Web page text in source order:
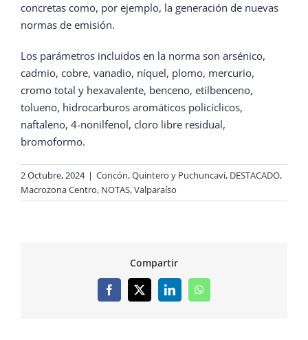
concretas como, por ejemplo, la generación de nuevas
normas de emisión.
Los parámetros incluidos en la norma son arsénico,
cadmio, cobre, vanadio, níquel, plomo, mercurio,
cromo total y hexavalente, benceno, etilbenceno,
tolueno, hidrocarburos aromáticos policíclicos,
naftaleno, 4-nonilfenol, cloro libre residual,
bromoformo.
2 Octubre, 2024 | Concón, Quintero y Puchuncaví, DESTACADO,
Macrozona Centro, NOTAS,Valparaíso
Compartir
Facebook
X LinkedInWhatsApp